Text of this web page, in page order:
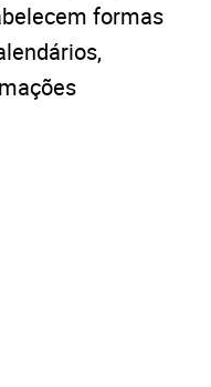
formas